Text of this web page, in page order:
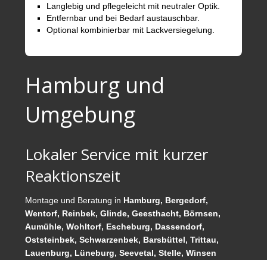
Langlebig und pflegeleicht mit neutraler Optik.
Entfernbar und bei Bedarf austauschbar.
Optional kombinierbar mit Lackversiegelung.
Hamburg und
Umgebung
Lokaler Service mit kurzer
Reaktionszeit
Montage und Beratung in Hamburg, Bergedorf,
Wentorf, Reinbek, Glinde, Geesthacht, Börnsen,
Aumühle, Wohltorf, Escheburg, Dassendorf,
Oststeinbek, Schwarzenbek, Barsbüttel, Trittau,
Lauenburg, Lüneburg, Seevetal, Stelle, Winsen